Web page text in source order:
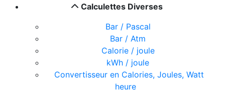
Calculettes Diverses
Bar / Pascal
Bar / Atm
Calorie / joule
kWh / joule
Convertisseur en Calories, Joules, Watt
heure